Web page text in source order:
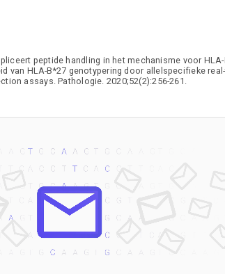
peptide handling in het mechanisme voor
van HLA-B*27 genotypering door allelspecifieke
assays. Pathologie. 2020;52(2):256-261.